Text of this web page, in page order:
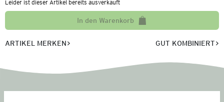
Leider ist dieser Artikel bereits ausverkauft
In den Warenkorb
ARTIKEL MERKEN GUT KOMBINIERT